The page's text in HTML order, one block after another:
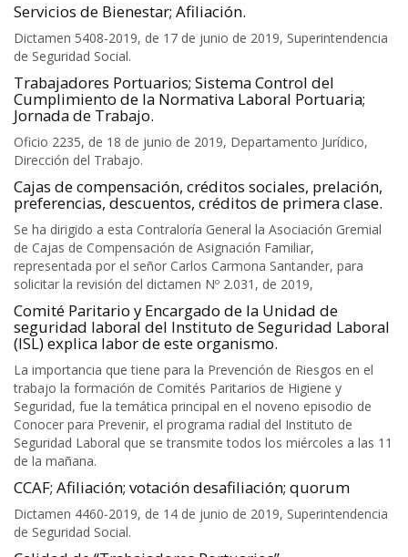
Servicios de Bienestar; Afiliación.
Dictamen 5408-2019, de 17 de junio de 2019, Superintendencia
de Seguridad Social.
Trabajadores Portuarios; Sistema Control del
Cumplimiento de la Normativa Laboral Portuaria;
Jornada de Trabajo.
Oficio 2235, de 18 de junio de 2019, Departamento Jurídico,
Dirección del Trabajo.
Cajas de compensación, créditos sociales, prelación,
preferencias, descuentos, créditos de primera clase.
Se ha dirigido a esta Contraloría General la Asociación Gremial
de Cajas de Compensación de Asignación Familiar,
representada por el señor Carlos Carmona Santander, para
solicitar la revisión del dictamen Nº 2.031, de 2019,
Comité Paritario y Encargado de la Unidad de
seguridad laboral del Instituto de Seguridad Laboral
(lSL) explica labor de este organismo.
La importancia que tiene para la Prevención de Riesgos en el
trabajo la formación de Comités Paritarios de Higiene y
Seguridad, fue la temática principal en el noveno episodio de
Conocer para Prevenir, el programa radial del Instituto de
Seguridad Laboral que se transmite todos los miércoles a las 11
de la mañana.
CCAF; Afiliación; votación desafiliación; quorum
Dictamen 4460-2019, de 14 de junio de 2019, Superintendencia
de Seguridad Social.